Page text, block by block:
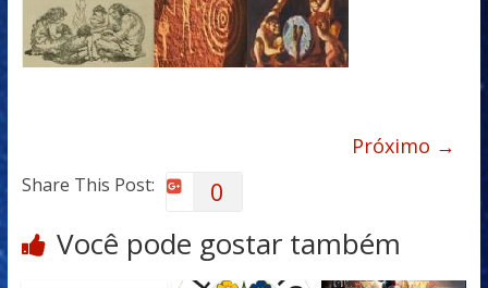
Próximo →
Share This Post: 0
Você pode gostar também